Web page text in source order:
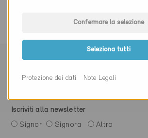
Iscriviti alla newsletter
Signor
Signora Altro
Confermare la selezione
Seleziona tutti
Protezione dei dati Note Legali